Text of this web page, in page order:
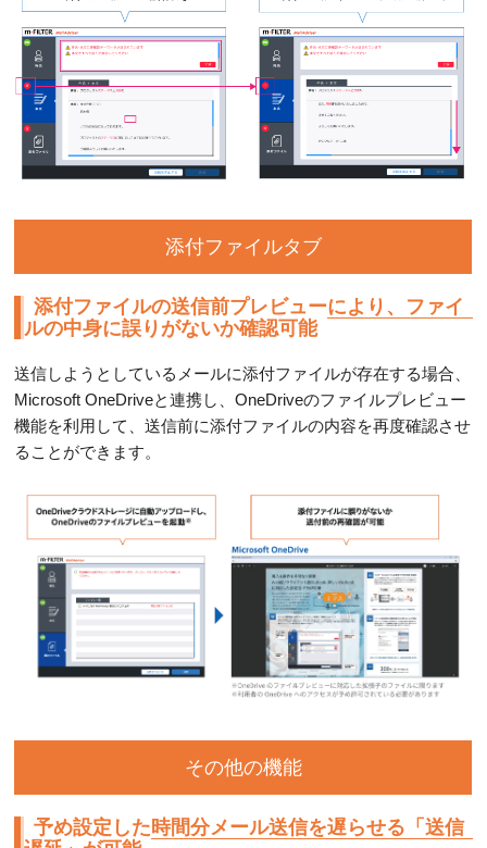
添付ファイルタブ
添付ファイルの送信前プレビューにより、ファイ
ルの中身に誤りがないか確認可能
送信しようとしているメールに添付ファイルが存在する場合、
Microsoft OneDriveと連携し、OneDriveのファイルプレビュー
機能を利用して、送信前に添付ファイルの内容を再度確認させ
ることができます。
その他の機能
予め設定した時間分メール送信を遅らせる「送信